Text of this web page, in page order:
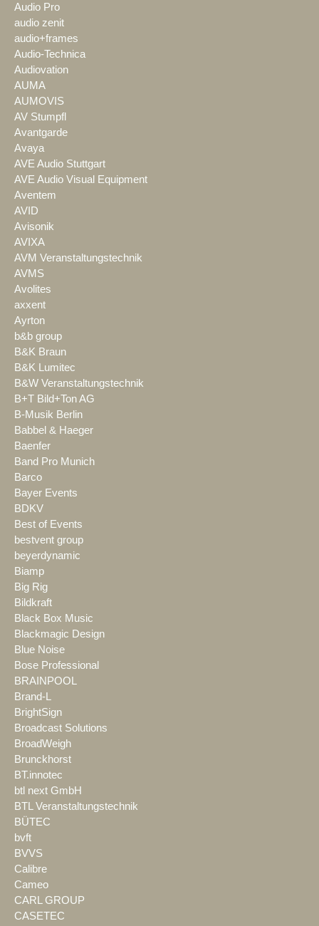
Audio Pro
audio zenit
audio+frames
Audio-Technica
Audiovation
AUMA
AUMOVIS
AV Stumpfl
Avantgarde
Avaya
AVE Audio Stuttgart
AVE Audio Visual Equipment
Aventem
AVID
Avisonik
AVIXA
AVM Veranstaltungstechnik
AVMS
Avolites
axxent
Ayrton
b&b group
B&K Braun
B&K Lumitec
B&W Veranstaltungstechnik
B+T Bild+Ton AG
B-Musik Berlin
Babbel & Haeger
Baenfer
Band Pro Munich
Barco
Bayer Events
BDKV
Best of Events
bestvent group
beyerdynamic
Biamp
Big Rig
Bildkraft
Black Box Music
Blackmagic Design
Blue Noise
Bose Professional
BRAINPOOL
Brand-L
BrightSign
Broadcast Solutions
BroadWeigh
Brunckhorst
BT.innotec
btl next GmbH
BTL Veranstaltungstechnik
BÜTEC
bvft
BVVS
Calibre
Cameo
CARL GROUP
CASETEC